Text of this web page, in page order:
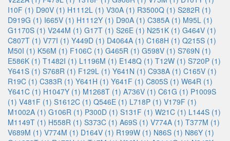
I10F (1) D90V (1) H1112L (1) V30A (1) R3500Q (1) S282R (1)
D919G (1) I665V (1) H1112Y (1) D90A (1) C385A (1) M95L (1)
G1170S (1) V244M (1) G17T (1) S26E (1) N251K (1) G464V (1)
C807T (1) V77I (1) Y449D (1) D4064A (1) C168H (1) Q215S (1)
M50I (1) K56M (1) F106C (1) G465R (1) G598V (1) S769N (1)
E586K (1) T1482I (1) L1196M (1) E148Q (1) T12W (1) S720P (1)
Y641S (1) S768R (1) F129L (1) Y641N (1) C938A (1) C165V (1)
R19C (1) C383R (1) Y641H (1) Y641F (1) C805S (1) W64R (1)
Y641C (1) H1047Y (1) M1268T (1) A736V (1) C61G (1) P1009S
(1) V481F (1) S1612C (1) Q546E (1) L718P (1) V179F (1)
M1002A (1) G106R (1) P300D (1) S131F (1) W21C (1) L144S (1)
M1149T (1) H558R (1) S373C (1) A69S (1) V774A (1) T377M (1)
V689M (1) V774M (1) D164V (1) R199W (1) N86S (1) N86Y (1)